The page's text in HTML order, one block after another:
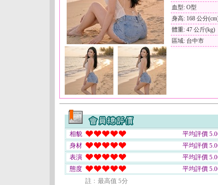
血型: O型
身高: 168 公分
體重: 47 公斤(kg)
區域: 台中市
相貌
平均評價
身材
平均評價
表演
平均評價
態度
平均評價
註﹕最高值 5分